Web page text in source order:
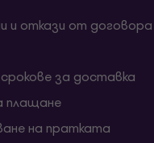
и откази от договора
за доставка
плащане
на пратката